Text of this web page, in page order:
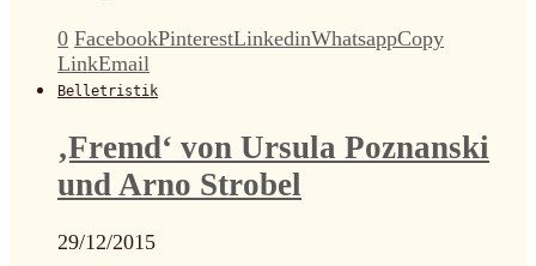
0 FacebookPinterestLinkedinWhatsappCopy
LinkEmail
Belletristik
‚Fremd‘ von Ursula Poznanski
und Arno Strobel
29/12/2015